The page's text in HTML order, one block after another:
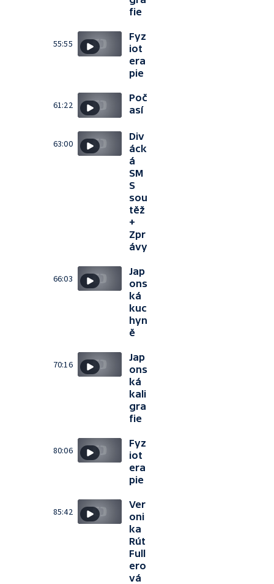
fie
55:55
Fyz
iot
era
pie
61:22
Poč
así
63:00
Div
áck
á
SM
S
sou
těž
+
Zpr
ávy
66:03
Jap
ons
ká
kuc
hyn
ě
70:16
Jap
ons
ká
kali
gra
fie
80:06
Fyz
iot
era
pie
85:42
Ver
oni
ka
Rút
Full
ero
vá